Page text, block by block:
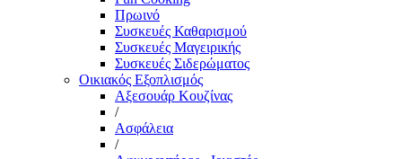
Πρωινό
Συσκευές Καθαρισμού
Συσκευές Μαγειρικής
Συσκευές Σιδερώματος
Οικιακός Εξοπλισμός
Αξεσουάρ Κουζίνας
/
Ασφάλεια
/